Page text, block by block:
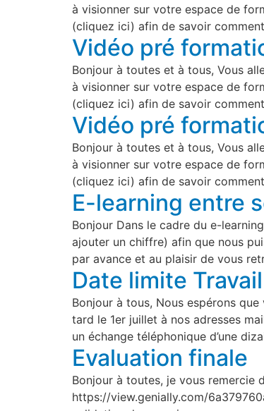
à visionner sur votre espace de
(cliquez ici) afin de savoir
Vidéo pré
Bonjour à toutes et à tous, Vous
à visionner sur votre espace de
(cliquez ici) afin de savoir
Vidéo pré
Bonjour à toutes et à tous, Vous
à visionner sur votre espace de
(cliquez ici) afin de savoir
E-learning entre
Bonjour Dans le cadre du e-
ajouter un chiffre) afin que nous
par avance et au plaisir de vous
Date limite
Bonjour à tous, Nous espérons
tard le 1er juillet à nos adresses
un échange téléphonique d’une
Evaluation finale
Bonjour à toutes, je vous remercie
https://view.genially.com/